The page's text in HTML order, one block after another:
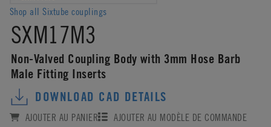
Shop all Sixtube couplings
SXM17M3
Non-Valved Coupling Body with 3mm Hose Barb
Male Fitting Inserts
DOWNLOAD CAD DETAILS
AJOUTER AU PANIER
AJOUTER AU MODÈLE DE COMMANDE